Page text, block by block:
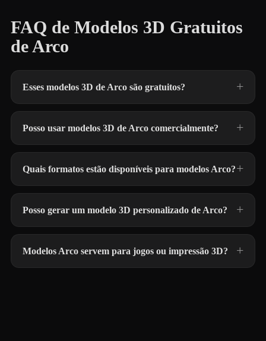
FAQ de Modelos 3D Gratuitos
de Arco
Esses modelos 3D de Arco são gratuitos?
Posso usar modelos 3D de Arco comercialmente?
Quais formatos estão disponíveis para modelos Arco?
Posso gerar um modelo 3D personalizado de Arco?
Modelos Arco servem para jogos ou impressão 3D?